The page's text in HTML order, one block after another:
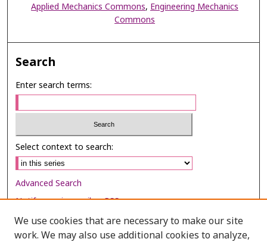
Applied Mechanics Commons, Engineering Mechanics
Commons
Search
Enter search terms:
Select context to search:
Advanced Search
Notify me via email orRSS
Browse
We use cookies that are necessary to make our site
work. We may also use additional cookies to analyze,